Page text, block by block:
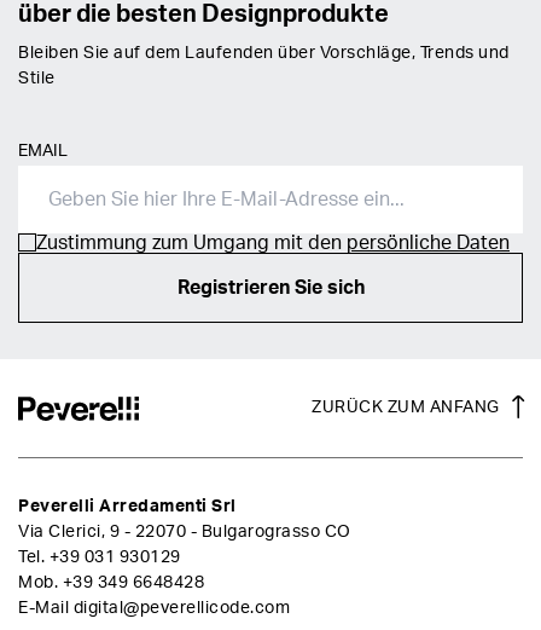
über die besten Designprodukte
Bleiben Sie auf dem Laufenden über Vorschläge, Trends und
Stile
EMAIL
Zustimmung zum Umgang mit den persönliche Daten
Registrieren Sie sich
ZURÜCK ZUM ANFANG
Peverelli Arredamenti Srl
Via Clerici, 9 - 22070 - Bulgarograsso CO
Tel. +39 031 930129
Mob. +39 349 6648428
E-Mail digital@peverellicode.com